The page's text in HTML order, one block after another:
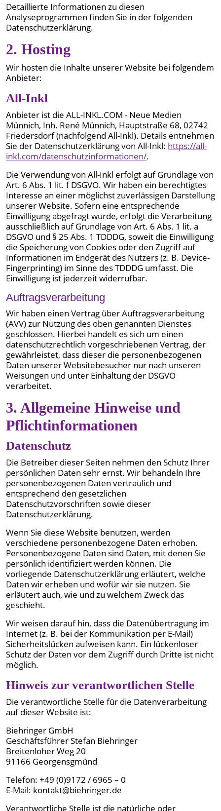
Detaillierte Informationen zu diesen
Analyseprogrammen finden Sie in der folgenden
Datenschutzerklärung.
2. Hosting
Wir hosten die Inhalte unserer Website bei folgendem
Anbieter:
All-Inkl
Anbieter ist die ALL-INKL.COM - Neue Medien
Münnich, Inh. René Münnich, Hauptstraße 68, 02742
Friedersdorf (nachfolgend All-Inkl). Details entnehmen
Sie der Datenschutzerklärung von All-Inkl: https://all-
inkl.com/datenschutzinformationen/.
Die Verwendung von All-Inkl erfolgt auf Grundlage von
Art. 6 Abs. 1 lit. f DSGVO. Wir haben ein berechtigtes
Interesse an einer möglichst zuverlässigen Darstellung
unserer Website. Sofern eine entsprechende
Einwilligung abgefragt wurde, erfolgt die Verarbeitung
ausschließlich auf Grundlage von Art. 6 Abs. 1 lit. a
DSGVO und § 25 Abs. 1 TDDDG, soweit die Einwilligung
die Speicherung von Cookies oder den Zugriff auf
Informationen im Endgerät des Nutzers (z. B. Device-
Fingerprinting) im Sinne des TDDDG umfasst. Die
Einwilligung ist jederzeit widerrufbar.
Auftragsverarbeitung
Wir haben einen Vertrag über Auftragsverarbeitung
(AVV) zur Nutzung des oben genannten Dienstes
geschlossen. Hierbei handelt es sich um einen
datenschutzrechtlich vorgeschriebenen Vertrag, der
gewährleistet, dass dieser die personenbezogenen
Daten unserer Websitebesucher nur nach unseren
Weisungen und unter Einhaltung der DSGVO
verarbeitet.
3. Allgemeine Hinweise und
Pflicht­informationen
Datenschutz
Die Betreiber dieser Seiten nehmen den Schutz Ihrer
persönlichen Daten sehr ernst. Wir behandeln Ihre
personenbezogenen Daten vertraulich und
entsprechend den gesetzlichen
Datenschutzvorschriften sowie dieser
Datenschutzerklärung.
Wenn Sie diese Website benutzen, werden
verschiedene personenbezogene Daten erhoben.
Personenbezogene Daten sind Daten, mit denen Sie
persönlich identifiziert werden können. Die
vorliegende Datenschutzerklärung erläutert, welche
Daten wir erheben und wofür wir sie nutzen. Sie
erläutert auch, wie und zu welchem Zweck das
geschieht.
Wir weisen darauf hin, dass die Datenübertragung im
Internet (z. B. bei der Kommunikation per E-Mail)
Sicherheitslücken aufweisen kann. Ein lückenloser
Schutz der Daten vor dem Zugriff durch Dritte ist nicht
möglich.
Hinweis zur verantwortlichen Stelle
Die verantwortliche Stelle für die Datenverarbeitung
auf dieser Website ist:
Biehringer GmbH
Geschäftsführer Stefan Biehringer
Breitenloher Weg 20
91166 Georgensgmünd
Telefon: +49 (0)9172 / 6965 – 0
E-Mail: kontakt@biehringer.de
Verantwortliche Stelle ist die natürliche oder